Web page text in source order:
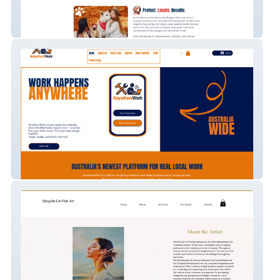
National Pet Microchip registry
Anywhere Work NEW